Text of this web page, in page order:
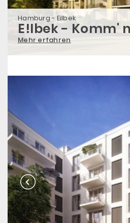
Hamburg - Eilbek
E!lbek - Komm'
Mehr erfahren